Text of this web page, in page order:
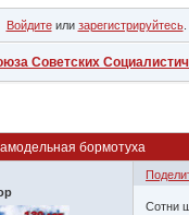
Войдитеили зарегистрируйтесь.
Советских
бормотуха
Сотни